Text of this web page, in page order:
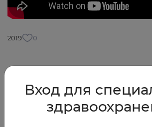
2019 0
Другие видео
Вход для